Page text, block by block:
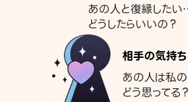
あの人と復縁した
どうしたらいいの？
相手の気持ち
あの人は私
どう思ってる？